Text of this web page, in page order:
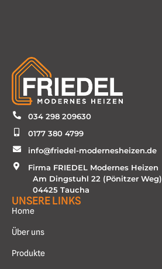
034 298 209630
0177 380 4799
info@friedel-modernesheizen.de
Firma FRIEDEL Modernes Heizen
Am Dingstuhl 22 (Pönitzer Weg)
04425 Taucha
UNSERE LINKS
Home
Über uns
Produkte